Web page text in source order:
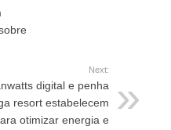
Next:
digital e penha
resort estabelecem
otimizar energia e